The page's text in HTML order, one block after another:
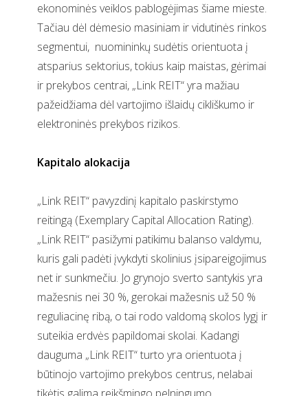
ekonominės veiklos pablogėjimas šiame mieste.
Tačiau dėl dėmesio masiniam ir vidutinės rinkos
segmentui, nuomininkų sudėtis orientuota į
atsparius sektorius, tokius kaip maistas, gėrimai
ir prekybos centrai, „Link REIT“ yra mažiau
pažeidžiama dėl vartojimo išlaidų cikliškumo ir
elektroninės prekybos rizikos.
Kapitalo alokacija
„Link REIT“ pavyzdinį kapitalo paskirstymo
reitingą (Exemplary Capital Allocation Rating).
„Link REIT“ pasižymi patikimu balanso valdymu,
kuris gali padėti įvykdyti skolinius įsipareigojimus
net ir sunkmečiu. Jo grynojo sverto santykis yra
mažesnis nei 30 %, gerokai mažesnis už 50 %
reguliacinę ribą, o tai rodo valdomą skolos lygį ir
suteikia erdvės papildomai skolai. Kadangi
dauguma „Link REIT“ turto yra orientuota į
būtinojo vartojimo prekybos centrus, nelabai
tikėtis galima reikšmingo pelningumo